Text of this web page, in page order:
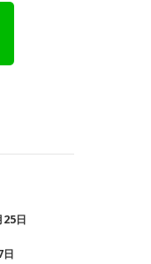
25日
日